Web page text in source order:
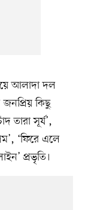
আলাদা দল
কিছু
তারা সূর্য’,
‘ফিরে এলে
প্রভৃতি।